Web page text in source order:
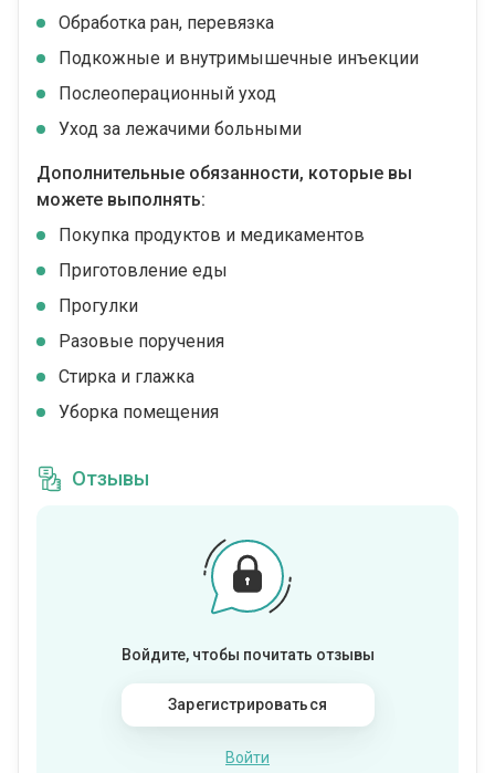
Обработка ран, перевязка
Подкожные и внутримышечные инъекции
Послеоперационный уход
Уход за лежачими больными
Дополнительные обязанности, которые вы
можете выполнять:
Покупка продуктов и медикаментов
Приготовление еды
Прогулки
Разовые поручения
Стирка и глажка
Уборка помещения
Отзывы
Войдите, чтобы почитать отзывы
Зарегистрироваться
Войти